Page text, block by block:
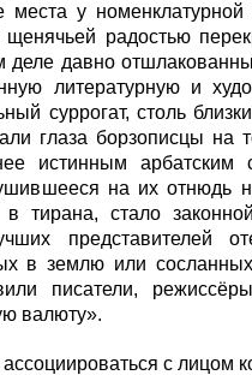
места у
радостью
деле давно
литературную и
суррогат, столь
глаза борзописцы на
истинным арбатским
на их отнюдь
тирана, стало
представителей
в землю или
писатели,
валюту».
с лицом